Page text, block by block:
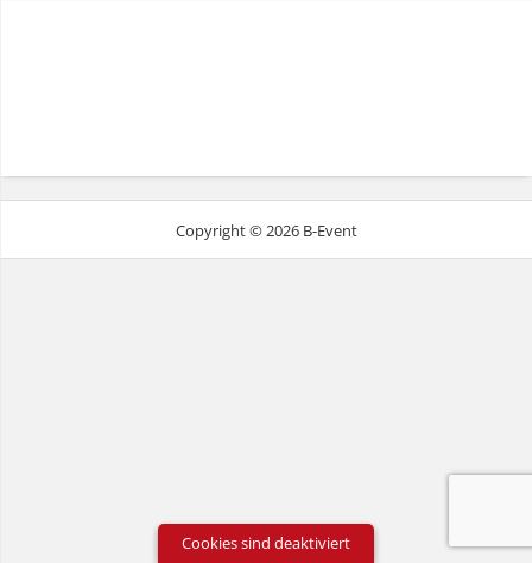
Copyright © 2026 B-Event
Cookies sind deaktiviert